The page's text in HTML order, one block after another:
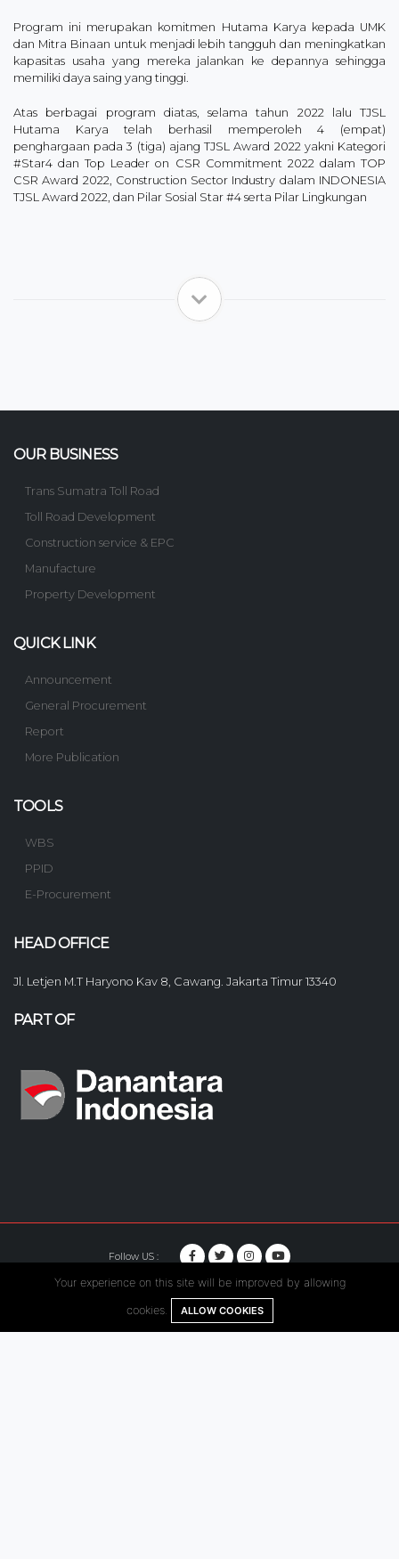
Program ini merupakan komitmen Hutama Karya kepada UMK
dan Mitra Binaan untuk menjadi lebih tangguh dan meningkatkan
kapasitas usaha yang mereka jalankan ke depannya sehingga
memiliki daya saing yang tinggi.
Atas berbagai program diatas, selama tahun 2022 lalu TJSL
Hutama Karya telah berhasil memperoleh 4 (empat)
penghargaan pada 3 (tiga) ajang TJSL Award 2022 yakni Kategori
#Star4 dan Top Leader on CSR Commitment 2022 dalam TOP
CSR Award 2022, Construction Sector Industry dalam INDONESIA
TJSL Award 2022, dan Pilar Sosial Star #4 serta Pilar Lingkungan
OUR BUSINESS
Trans Sumatra Toll Road
Toll Road Development
Construction service & EPC
Manufacture
Property Development
QUICK LINK
Announcement
General Procurement
Report
More Publication
TOOLS
WBS
PPID
E-Procurement
HEAD OFFICE
Jl. Letjen M.T Haryono Kav 8, Cawang. Jakarta Timur 13340
PART OF
Follow US :
© Copyright 2020. Hutama Karya All Rights Reserved.
Your experience on this site will be improved by allowing
cookies. ALLOW COOKIES